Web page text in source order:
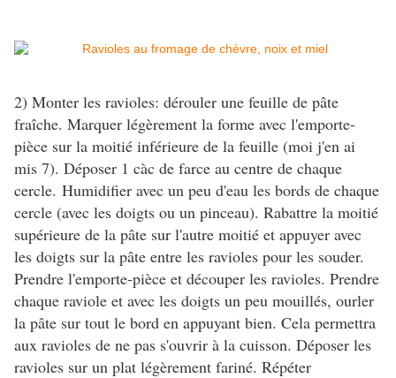
2) Monter les ravioles: dérouler une feuille de pâte
fraîche. Marquer légèrement la forme avec l'emporte-
pièce sur la moitié inférieure de la feuille (moi j'en ai
mis 7). Déposer 1 càc de farce au centre de chaque
cercle. Humidifier avec un peu d'eau les bords de chaque
cercle (avec les doigts ou un pinceau). Rabattre la moitié
supérieure de la pâte sur l'autre moitié et appuyer avec
les doigts sur la pâte entre les ravioles pour les souder.
Prendre l'emporte-pièce et découper les ravioles. Prendre
chaque raviole et avec les doigts un peu mouillés, ourler
la pâte sur tout le bord en appuyant bien. Cela permettra
aux ravioles de ne pas s'ouvrir à la cuisson. Déposer les
ravioles sur un plat légèrement fariné. Répéter